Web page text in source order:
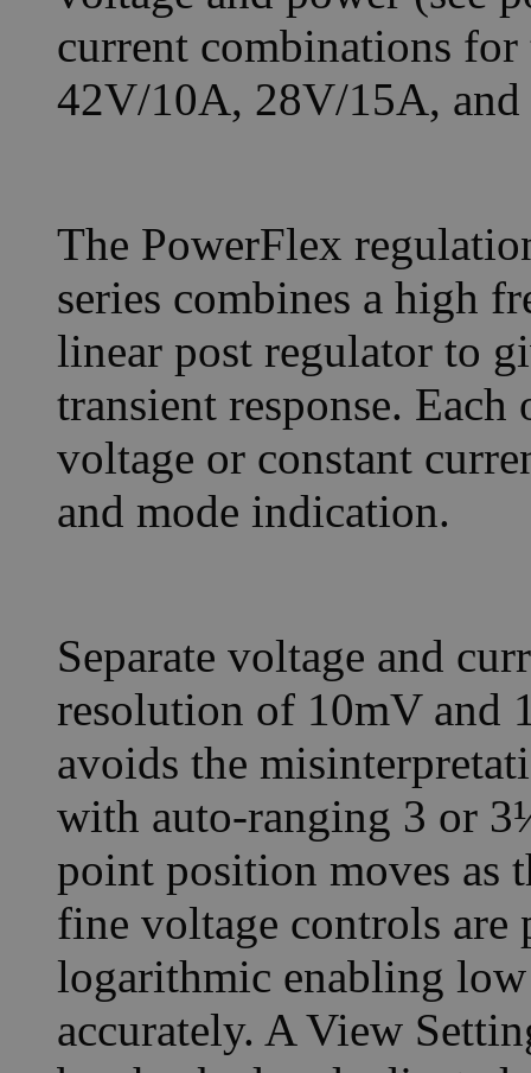
current combinations
42V/10A, 28V/15A,
The PowerFlex
series combines a high
linear post regulator to
transient response.
voltage or constant
and mode indication.
Separate voltage and
resolution of 10mV and
avoids the
with auto-ranging 3 or
point position moves as
fine voltage controls
logarithmic enabling
accurately. A View